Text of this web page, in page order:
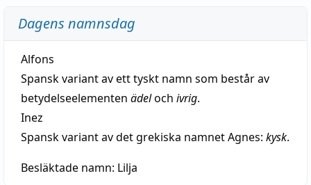
Dagens namnsdag
Alfons
Spansk variant av ett tyskt namn som består av
betydelseelementen ädeloch ivrig.
Inez
Spansk variant av det grekiska namnet Agnes: kysk.
Besläktade namn: Lilja